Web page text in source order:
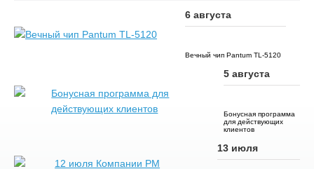
6 августа
Вечный чип Pantum TL-5120
5 августа
Бонусная программа
для действующих
клиентов
13 июля